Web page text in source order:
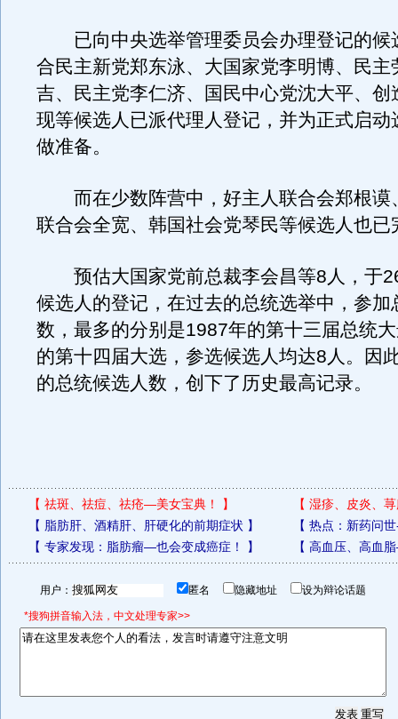
已向中央选举管理委员会办理登记的候
合民主新党郑东泳、大国家党李明博、民主
吉、民主党李仁济、国民中心党沈大平、创
现等候选人已派代理人登记，并为正式启动
做准备。
而在少数阵营中，好主人联合会郑根谟
联合会全宽、韩国社会党琴民等候选人也已
预估大国家党前总裁李会昌等8人，于
候选人的登记，在过去的总统选举中，参加
数，最多的分别是1987年的第十三届总统
的第十四届大选，参选候选人均达8人。因
的总统候选人数，创下了历史最高记录。
【 祛斑、祛痘、祛疮—美女宝典！ 】 【 湿疹、皮炎、
【 脂肪肝、酒精肝、肝硬化的前期症状 】 【 热点：新药问
【 专家发现：脂肪瘤—也会变成癌症！ 】 【 高血压、高血
用户： 匿名 隐藏地址 设为辩论话题
*搜狗拼音输入法，中文处理专家>>